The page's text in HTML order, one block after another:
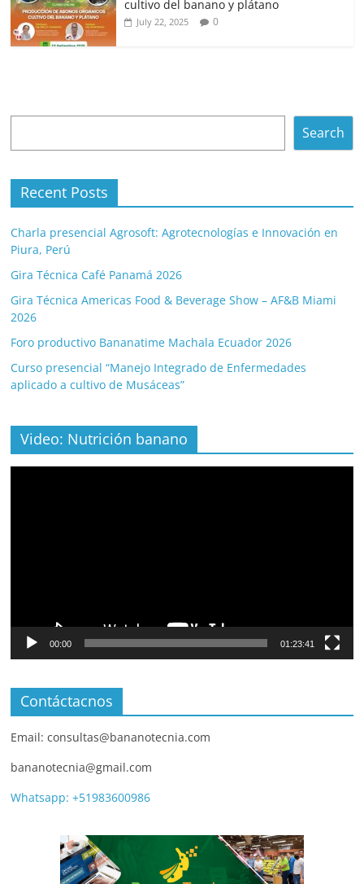
cultivo del banano y plátano
July 22, 2025 0
Search
Recent Posts
Charla presencial Agrosoft: Agrotecnologías e Innovación en
Piura, Perú
Gira Técnica Café Panamá 2026
Gira Técnica Americas Food & Beverage Show – AF&B Miami
2026
Foro productivo Bananatime Machala Ecuador 2026
Curso presencial “Manejo Integrado de Enfermedades
aplicado a cultivo de Musáceas”
Video: Nutrición banano
00:00 01:23:41
Contáctacnos
Email: consultas@bananotecnia.com
bananotecnia@gmail.com
Whatsapp: +51983600986